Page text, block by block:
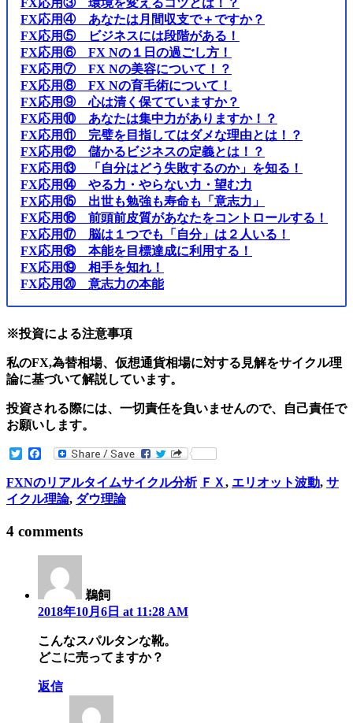
FX応用③ 環境を変えるコツとは！？
FX応用④ あなたは月間収支で＋ですか？
FX応用⑤ ビジネスには段階がある！
FX応用⑥ FX Nの１日の過ごし方！
FX応用⑦ FX Nの美容について！？
FX応用⑧ FX Nの育毛術について！
FX応用⑨ 心は清く保てていますか？
FX応用⑩ あなたは集中力がありますか！？
FX応用⑪ 完璧を目指してはダメな理由とは！？
FX応用⑫ 儲かるビジネスの定義とは！？
FX応用⑬ 「自分はどう失敗するのか」を知る！
FX応用⑭ やる力・やらない力・望む力
FX応用⑮ 出世も勉強も寿命も「意志力」
FX応用⑯ 前頭前皮質があなたをコントロールする！
FX応用⑰ 脳は１つでも「自分」は２人いる！
FX応用⑱ 本能を目標達成に利用する！
FX応用⑲ 相手を知れ！
FX応用⑳ 意志力の本能
※投資による注意事項
私のFX,為替相場、仮想通貨相場に対する見解をサイクル理
論に基づいて解説しています。
投資される際には、一切責任を負いませんので、自己責任で
お願いします。
TwitterFacebook
FXNのリアルタイムサイクル分析 ＦＸ, エリオット波動, サ
イクル理論, ダウ理論
4 comments
鵜飼
2018年10月6日 at 11:28 AM
こんなスパルタンな靴。
どこに売ってますか？
返信